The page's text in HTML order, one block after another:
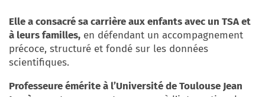
Elle a consacré sa carrière aux enfants avec un TSA et
à leurs familles, en défendant un accompagnement
précoce, structuré et fondé sur les données
scientifiques.
Professeure émérite à l’Université de Toulouse Jean